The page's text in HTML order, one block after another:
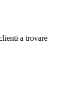
a trovare